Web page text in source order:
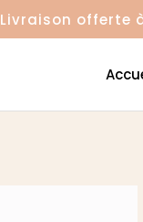
Livraison offerte